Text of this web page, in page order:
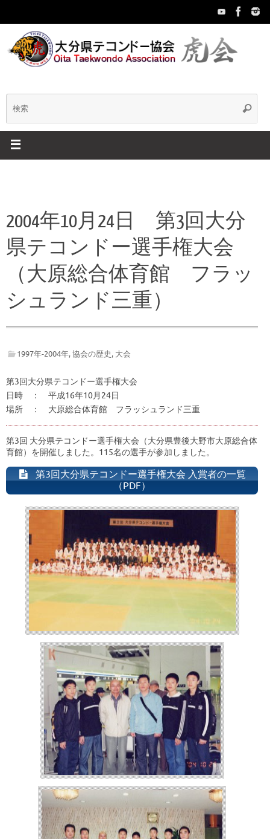
プ
索:
検
2004年10月24日 第3回大分
県テコンドー選手権大会
（大原総合体育館 フラッ
シュランド三重）
1997年-2004年,協会の歴史, 大会
第3回大分県テコンドー選手権大会
日時 ： 平成16年10月24日
場所 ： 大原総合体育館 フラッシュランド三重
第3回 大分県テコンドー選手権大会（大分県豊後大野市大原総合体
育館）を開催しました。115名の選手が参加しました。
第3回大分県テコンドー選手権大会 入賞者の一覧
（PDF）